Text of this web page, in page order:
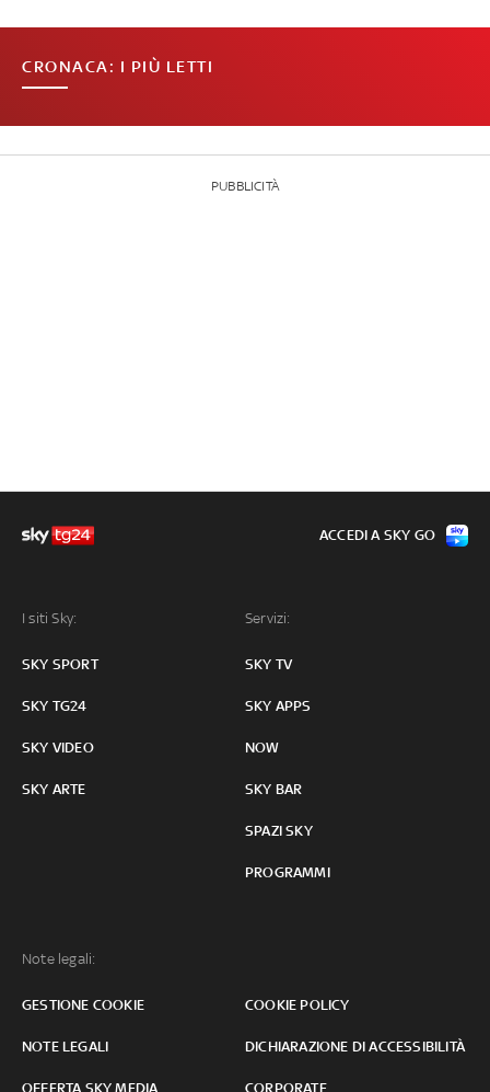
CRONACA: I PIÙ LETTI
PUBBLICITÀ
I siti Sky:
SKY SPORT
SKY TG24
SKY VIDEO
SKY ARTE
Servizi:
SKY TV
SKY APPS
NOW
SKY BAR
SPAZI SKY
PROGRAMMI
Note legali:
GESTIONE COOKIE COOKIE POLICY
NOTE LEGALI DICHIARAZIONE DI ACCESSIBILITÀ
OFFERTA SKY MEDIA CORPORATE
ACCEDI A SKY GO